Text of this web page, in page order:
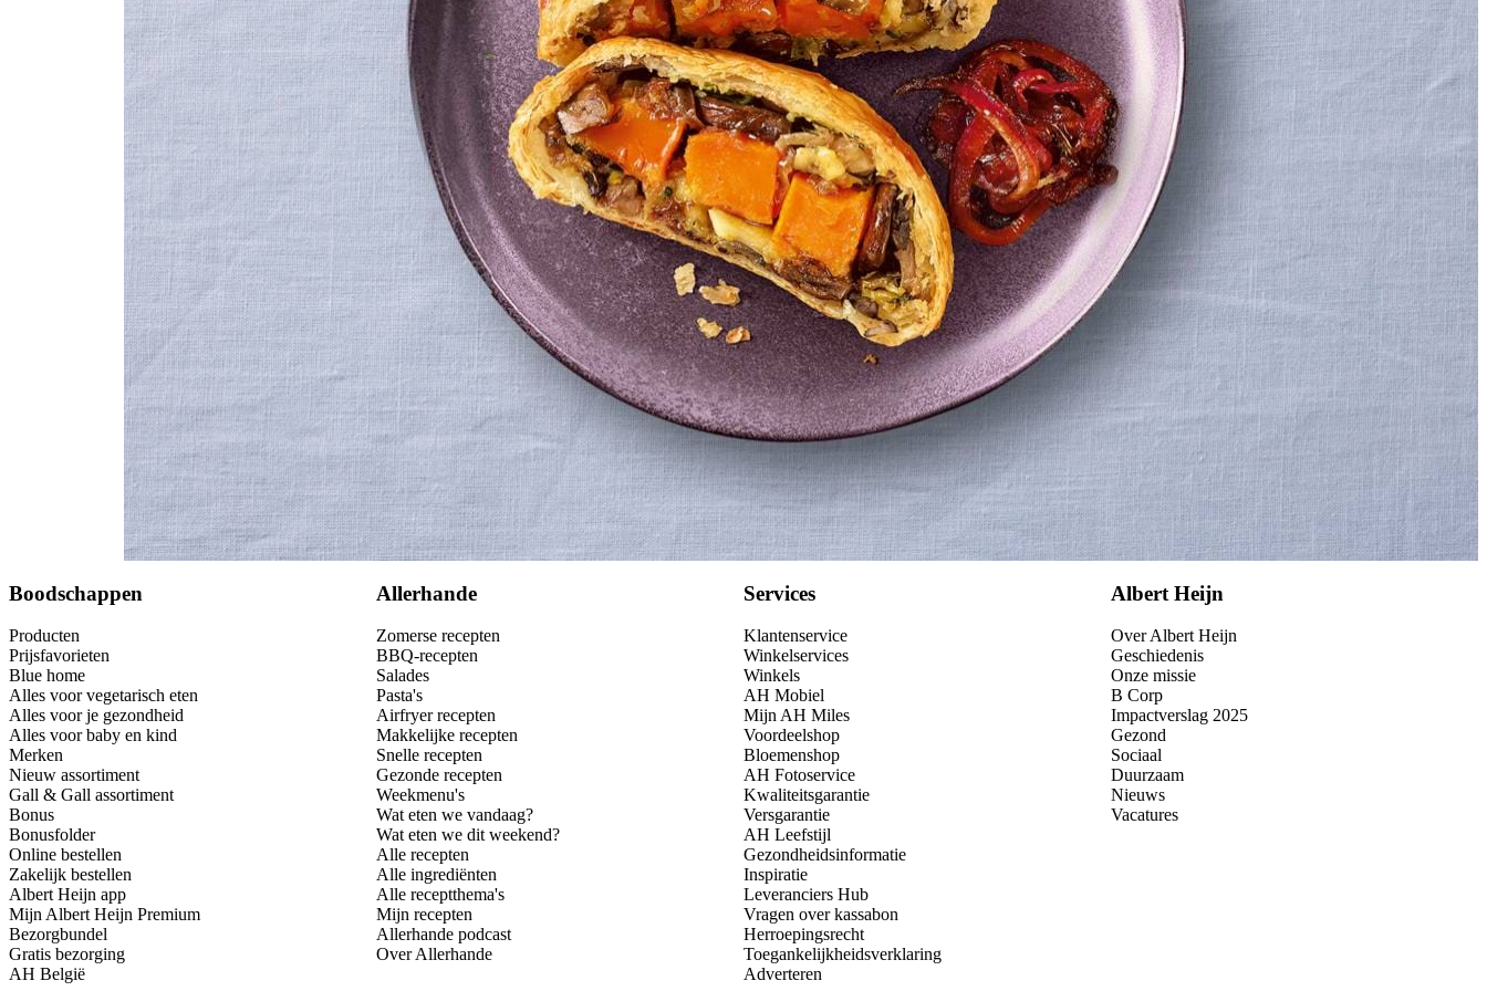
1 middelgroot scharrelei
Kies producten
Dit heb je nodig
8Vouw het deeg over de vulling en druk de randen rondom aan.
Splits het ei, het eiwit wordt niet gebruikt. Klop de eidooier los met een vork en bestrijk met een bakkwast de boven- en zijkanten van het deeg met het ei.
10 Bak de Wellington in de oven in ca. 25 min. goudbruin en gaar.
11 Snijd de Wellington in plakken en serveer met de gekaramelliseerde uien.
Combinatietip
Lekker met jonge bladsla rucola, gegarneerd met balsamicoazijn.
Algemeen
Meer weten over kooktechnieken
Wat vond je van dit recept?
Boodschappen
Producten
Prijsfavorieten
Blue home
Alles voor vegetarisch eten
Alles voor je gezondheid
Alles voor baby en kind
Merken
Nieuw assortiment
Gall & Gall assortiment
Bonus
Bonusfolder
Online bestellen
Zakelijk bestellen
Albert Heijn app
Mijn Albert Heijn Premium
Bezorgbundel
Gratis bezorging
AH België
Allerhande
Zomerse recepten
BBQ-recepten
Salades
Pasta's
Airfryer recepten
Makkelijke recepten
Snelle recepten
Gezonde recepten
Weekmenu's
Wat eten we vandaag?
Wat eten we dit weekend?
Alle recepten
Alle ingrediënten
Alle receptthema's
Mijn recepten
Allerhande podcast
Over Allerhande
Services
Klantenservice
Winkelservices
Winkels
AH Mobiel
Mijn AH Miles
Voordeelshop
Bloemenshop
AH Fotoservice
Kwaliteitsgarantie
Versgarantie
AH Leefstijl
Gezondheidsinformatie
Inspiratie
Leveranciers Hub
Vragen over kassabon
Herroepingsrecht
Toegankelijkheidsverklaring
Adverteren
Albert Heijn
Over Albert Heijn
Geschiedenis
Onze missie
B Corp
Impactverslag 2025
Gezond
Sociaal
Duurzaam
Nieuws
Vacatures